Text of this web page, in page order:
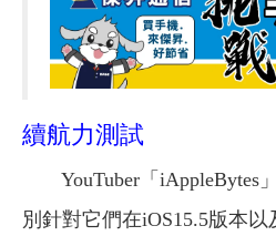
續航力測試
YouTuber「iAppleBytes
別針對它們在iOS15.5版本以